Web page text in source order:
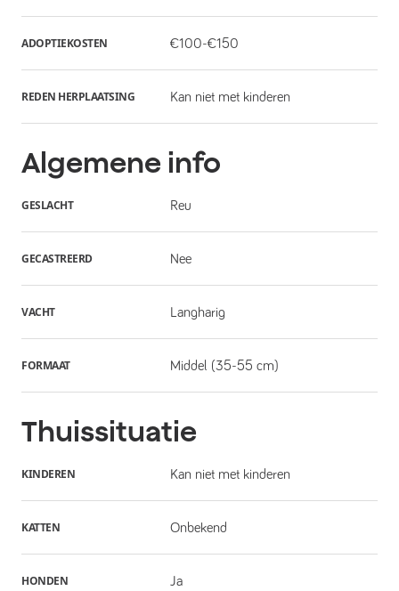
ADOPTIEKOSTEN €100-€150
REDEN HERPLAATSING Kan niet met kinderen
Algemene info
GESLACHT Reu
GECASTREERD Nee
VACHT Langharig
FORMAAT Middel (35-55 cm)
Thuissituatie
KINDEREN Kan niet met kinderen
KATTEN Onbekend
HONDEN Ja